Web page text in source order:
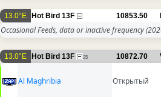
13.0°E Hot Bird 13F 10853.50
Occasional Feeds, data or inactive frequency
13.0°E Hot Bird 13F 25 10872.70
Al Maghribia Открытый